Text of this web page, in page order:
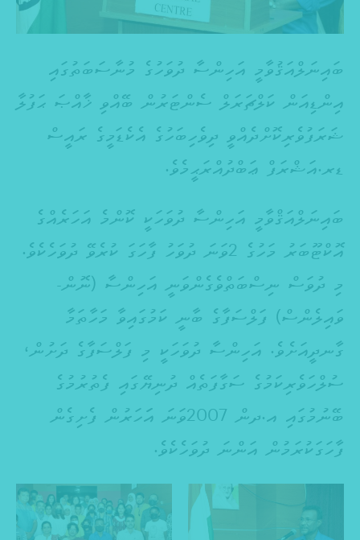
ބައިނަލްއަޤުވާމީ އަހިންސާ ދުވަހުގެ މުނާސަބަތުގައި
އިންޑިއަން ކަލްޗަރަލް ސެންޓަރުން ބޭއްވި ޚާއްޞަ ޙަފުލާ
ޝަރަފުވެރިކޮށްދެއްވީ ދިވެހިބަހުގެ އެކެޑަމީގެ ރައީސް
ޑރ.އަޝްރަފް ޢަބްދުއްރަޙީމެވެ.
ބައިނަލްއަޤްވާމީ އަހިންސާ ދުވަހަކީ ކޮންމެ އަހަރެއްގެ
އޮކްޓޫބަރު މަހުގެ 2ވަނަ ދުވަހު ފާހަގަ ކުރެވޭ ދުވަހެކެވެ.
މި ދުވަސް ނިސްބަތްވެގެންވަނީ އަހިންސާ (ނޮން-
ވައިލެންސް) ފަލްސަފާގެ ބާނީ ކަމުގައިވާ މަހާތަމާ
ގާނދީއަށެވެ. އަހިންސާ ދުވަހަކީ މި ފަލްސަފާގެ ދަށުން،
ސުލްހަވެރިކަމުގެ ސަގާފަތެއް ދުނިޔޭގައި ފެތުރުމުގެ
ބޭނުމުގައި އ.ދން 2007ވަނަ އަަހަރުން ފެށިގެން
ފާހަގަކުރަމުން އަންނަ ދުވަހެކެވެ.